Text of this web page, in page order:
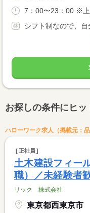
7：00〜23：00 ※上
シフト制なので、自
お探しの条件にヒ
ハローワーク求人（掲載元：
正社員
土木建設フィー
職）／未経験者
リック 株式会社
東京都西東京市